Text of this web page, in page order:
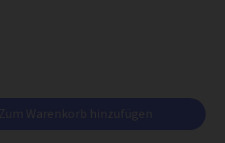
Zum Warenkorb hinzufügen